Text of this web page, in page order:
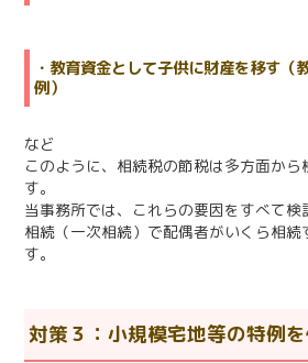
・教育資金として子供に財産を移す（
例）
など
このように、相続税の節税は多方面から
す。
当事務所では、これらの要因をすべて検
相続（一次相続）で配偶者がいくら相続
す。
対策３：小規模宅地等の特例